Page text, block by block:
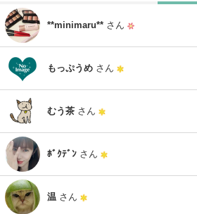
**minimaru** さん
もっぷうめ さん
むう茶 さん
ﾎﾞｸﾃﾞﾝ さん
温 さん